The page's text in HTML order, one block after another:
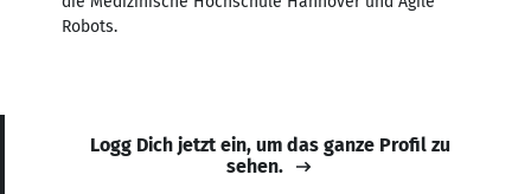
Robots.
Logg Dich jetzt ein, um das ganze Profil zu
sehen.